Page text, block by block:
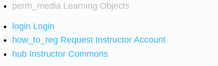
perm_media Learning Objects
login Login
how_to_reg Request Instructor Account
hub Instructor Commons